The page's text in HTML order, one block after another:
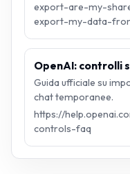
export-are-my-
export-my-data-
OpenAI: controlli
Guida ufficiale su
chat temporanee.
https://
controls-faq